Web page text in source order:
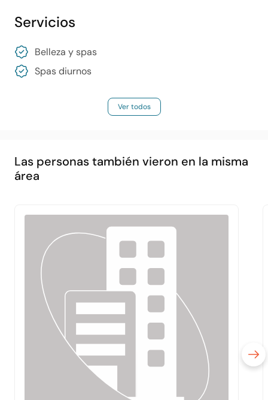
Servicios
Belleza y spas
Spas diurnos
Ver todos
Las personas también vieron en la misma
área